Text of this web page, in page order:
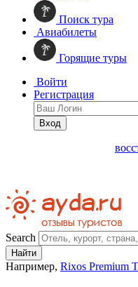
Поиск тура
Авиабилеты
Горящие туры
Войти
Регистрация
Вход
Search
Найти
Например, Rixos Premium